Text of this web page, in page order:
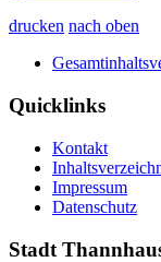
drucken nach oben
Quicklinks
Kontakt
Impressum
Datenschutz
Stadt